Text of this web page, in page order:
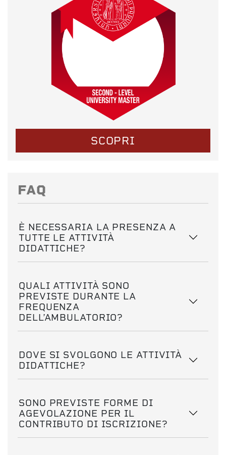
SCOPRI
FAQ
È NECESSARIA LA PRESENZA A
TUTTE LE ATTIVITÀ
DIDATTICHE?
QUALI ATTIVITÀ SONO
PREVISTE DURANTE LA
FREQUENZA
DELL’AMBULATORIO?
DOVE SI SVOLGONO LE ATTIVITÀ
DIDATTICHE?
SONO PREVISTE FORME DI
AGEVOLAZIONE PER IL
CONTRIBUTO DI ISCRIZIONE?